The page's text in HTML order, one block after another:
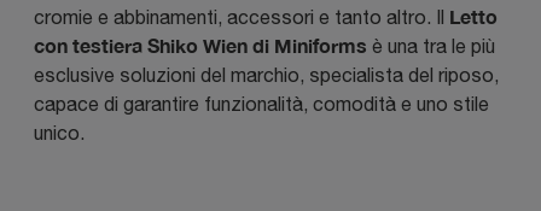
cromie e abbinamenti, accessori e tanto altro. Il Letto
con testiera Shiko Wien di Miniforms è una tra le più
esclusive soluzioni del marchio, specialista del riposo,
capace di garantire funzionalità, comodità e uno stile
unico.